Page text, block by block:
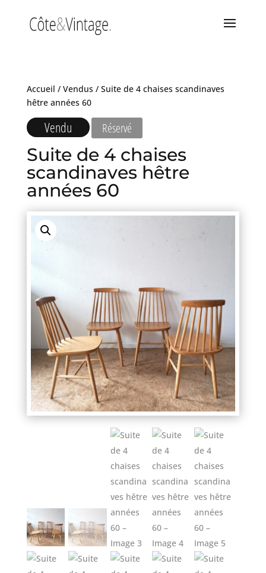
Accueil / Vendus/ Suite de 4 chaises scandinaves
hêtre années 60
Vendu Réservé
Suite de 4 chaises
scandinaves hêtre
années 60